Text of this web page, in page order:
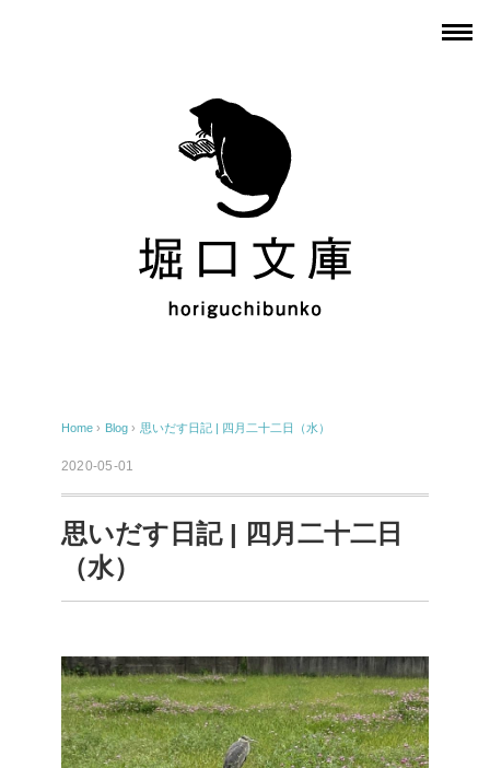
Home › Blog › 思いだす日記 | 四月二十二日（水）
2020-05-01
思いだす日記 | 四月二十二日
（水）